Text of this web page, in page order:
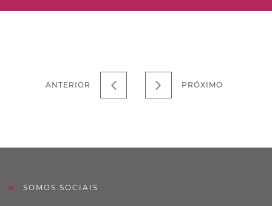
ANTERIOR PRÓXIMO
SOMOS SOCIAIS